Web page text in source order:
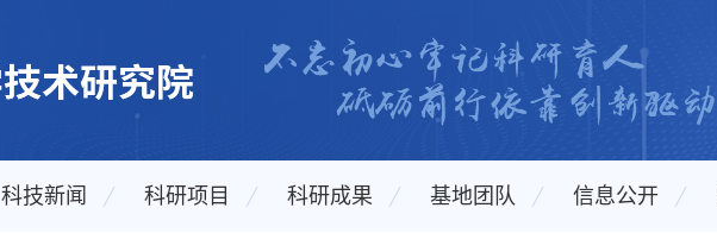
科技新闻 科研项目 科研成果 基地团队 信息公开